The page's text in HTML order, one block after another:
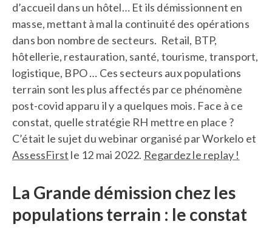
d’accueil dans un hôtel… Et ils démissionnent en
masse, mettant à mal la continuité des opérations
dans bon nombre de secteurs. Retail, BTP,
hôtellerie, restauration, santé, tourisme, transport,
logistique, BPO … Ces secteurs aux populations
terrain sont les plus affectés par ce phénomène
post-covid apparu il y a quelques mois. Face à ce
constat, quelle stratégie RH mettre en place ?
C’était le sujet du webinar organisé par Workelo et
AssessFirst le 12 mai 2022. Regardez le replay !
La Grande démission chez les
populations terrain : le constat